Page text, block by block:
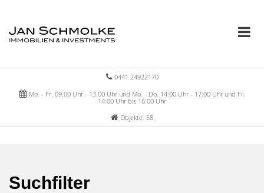
0441 24922170
Mo. - Fr. 09.00 Uhr - 13.00 Uhr und Mo. - Do. 14:00 Uhr - 17:00 Uhr und Fr.
14:00 Uhr bis 16:00 Uhr
Objekte: 58
Suchfilter